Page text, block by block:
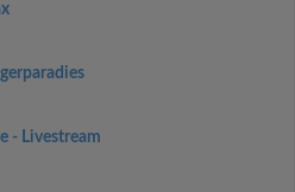
- Livestream